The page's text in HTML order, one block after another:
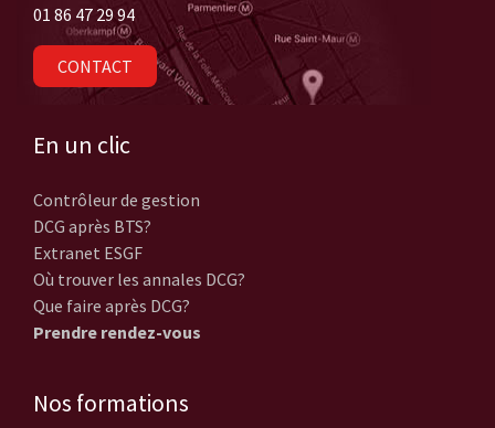
01 86 47 29 94
CONTACT
En un clic
Contrôleur de gestion
DCG après BTS?
Extranet ESGF
Où trouver les annales DCG?
Que faire après DCG?
Prendre rendez-vous
Nos formations